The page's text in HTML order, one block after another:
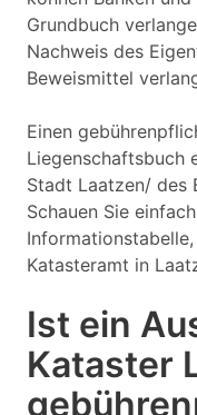
Grundbuch
Nachweis des
Beweismittel
Einen
Liegenschaftsbuch
Stadt Laatzen/ des
Schauen Sie
Katasteramt in
Ist ein
Kataster